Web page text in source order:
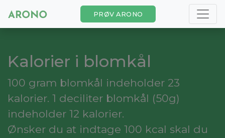
PRØV ARONO
Kalorier i blomkål
100 gram blomkål indeholder 23
kalorier. 1 deciliter blomkål (50g)
indeholder 12 kalorier.
Ønsker du at indtage 100 kcal skal du